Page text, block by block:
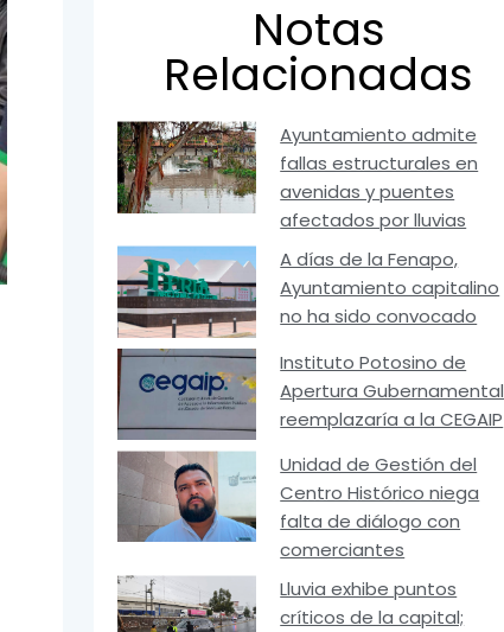
Notas
Relacionadas
Ayuntamiento admite
fallas estructurales en
avenidas y puentes
afectados por lluvias
A días de la Fenapo,
Ayuntamiento capitalino
no ha sido convocado
Instituto Potosino de
Apertura Gubernamental
reemplazaría a la CEGAIP
Unidad de Gestión del
Centro Histórico niega
falta de diálogo con
comerciantes
Lluvia exhibe puntos
críticos de la capital;